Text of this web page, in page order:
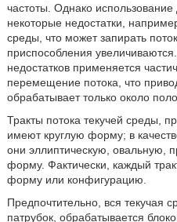
частоты. Однако
некоторые недостатки,
среды, что может запирать
приспособления
недостатков применяется
перемещение потока, что
обрабатывает только около
Тракты потока текучей среды,
имеют круглую форму; в
они эллиптическую, овальную,
форму. Фактически, каждый
форму или конфигурацию.
Предпочтительно, вся текучая
патрубок, обрабатывается